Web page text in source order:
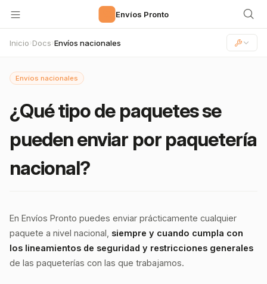
Envíos Pronto
Inicio› Docs› Envíos nacionales
Envíos nacionales
¿Qué tipo de paquetes se
pueden enviar por paquetería
nacional?
En Envíos Pronto puedes enviar prácticamente cualquier
paquete a nivel nacional, siempre y cuando cumpla con
los lineamientos de seguridad y restricciones generales
de las paqueterías con las que trabajamos.